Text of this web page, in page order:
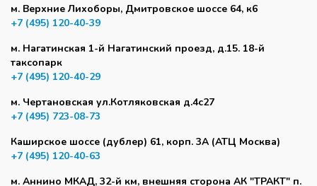
м. Верхние Лихоборы, Дмитровское шоссе 64, к6
+7 (495) 120-40-39
м. Нагатинская 1-й Нагатинский проезд, д.15. 18-й
таксопарк
+7 (495) 120-40-29
м. Чертановская ул.Котляковская д.4с27
+7 (495) 723-08-73
Каширское шоссе (дублер) 61, корп. 3А (АТЦ Москва)
+7 (495) 120-40-63
м. Аннино МКАД, 32-й км, внешняя сторона АК "ТРАКТ" п.